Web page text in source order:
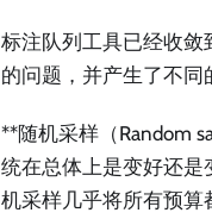
标注队列工具已经收敛
的问题，并产生了不同
**随机采样（Random
统在总体上是变好还
机采样几乎将所有预算